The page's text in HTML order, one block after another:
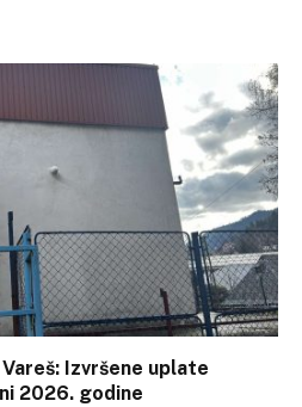
Izvršene uplate
2026. godine